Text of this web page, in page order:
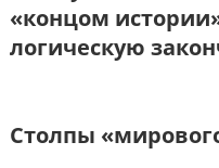
«концом
логическую
Столпы